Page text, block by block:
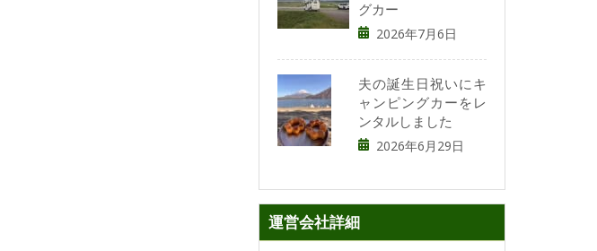
グカー
2026年7月6日
夫の誕生日祝いにキ
ャンピングカーをレ
ンタルしました
2026年6月29日
運営会社詳細